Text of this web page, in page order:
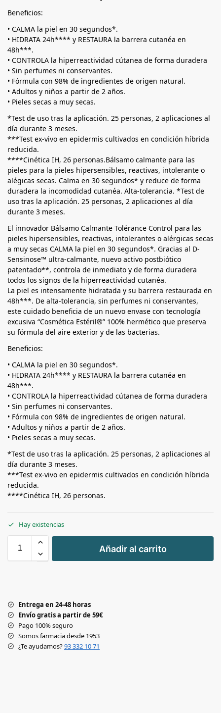
Beneficios:
• CALMA la piel en 30 segundos*.
• HIDRATA 24h**** y RESTAURA la barrera cutanéa en
48h***.
• CONTROLA la hiperreactividad cútanea de forma duradera
• Sin perfumes ni conservantes.
• Fórmula con 98% de ingredientes de origen natural.
• Adultos y niños a partir de 2 años.
• Pieles secas a muy secas.
*Test de uso tras la aplicación. 25 personas, 2 aplicaciones al
día durante 3 meses.
***Test ex-vivo en epidermis cultivados en condición híbrida
reducida.
****Cinética IH, 26 personas.Bálsamo calmante para las
pieles para la pieles hipersensibles, reactivas, intolerante o
alégicas secas. Calma en 30 segundos* y reduce de forma
duradera la incomodidad cutanéa. Alta-tolerancia. *Test de
uso tras la aplicación. 25 personas, 2 aplicaciones al día
durante 3 meses.
El innovador Bálsamo Calmante Tolérance Control para las
pieles hipersensibles, reactivas, intolerantes o alérgicas secas
a muy secas CALMA la piel en 30 segundos*. Gracias al D-
Sensinose™ ultra-calmante, nuevo activo postbiótico
patentado**, controla de inmediato y de forma duradera
todos los signos de la hiperreactividad cutanéa.
La piel es intensamente hidratada y su barrera restaurada en
48h***. De alta-tolerancia, sin perfumes ni conservantes,
este cuidado beneficia de un nuevo envase con tecnología
excusiva “Cosmética Estéril®” 100% hermético que preserva
su fórmula del aire exterior y de las bacterias.
Beneficios:
• CALMA la piel en 30 segundos*.
• HIDRATA 24h**** y RESTAURA la barrera cutanéa en
48h***.
• CONTROLA la hiperreactividad cútanea de forma duradera
• Sin perfumes ni conservantes.
• Fórmula con 98% de ingredientes de origen natural.
• Adultos y niños a partir de 2 años.
• Pieles secas a muy secas.
*Test de uso tras la aplicación. 25 personas, 2 aplicaciones al
día durante 3 meses.
***Test ex-vivo en epidermis cultivados en condición híbrida
reducida.
****Cinética IH, 26 personas.
Hay existencias
+
-
Añadir al carrito
Entrega en 24-48 horas
Envío gratis a partir de 59€
Pago 100% seguro
Somos farmacia desde 1953
¿Te ayudamos?93 332 10 71